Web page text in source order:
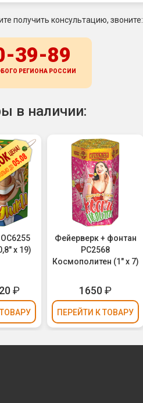
получить консультацию, звоните:
39-89
РЕГИОНА РОССИИ
в наличии:
х 19)
₽
Фейерверк + фонтан
РС2568
Космополитен (1" х 7)
1650₽
ПЕРЕЙТИ К ТОВАРУ